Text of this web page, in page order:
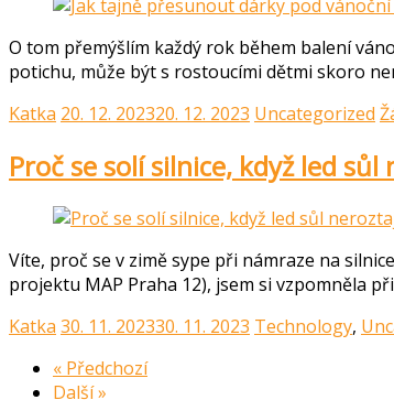
O tom přemýšlím každý rok během balení
potichu, může být s rostoucími dětmi skoro
Katka 20. 12. 202320. 12. 2023 Uncategorized
Proč se solí silnice, když led sůl
Víte, proč se v zimě sype při námraze na
projektu MAP Praha 12), jsem si vzpomněla
Katka 30. 11. 202330. 11. 2023 Technology,
« Předchozí
Další »